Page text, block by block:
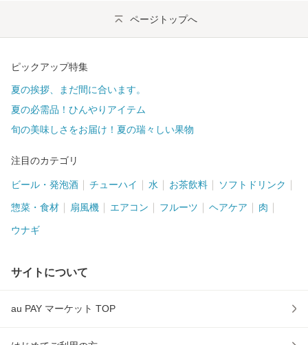
ページトップへ
ピックアップ特集
夏の挨拶、まだ間に合います。
夏の必需品！ひんやりアイテム
旬の美味しさをお届け！夏の瑞々しい果物
注目のカテゴリ
ビール・発泡酒 チューハイ 水 お茶飲料 ソフトドリンク
惣菜・食材 扇風機 エアコン フルーツ ヘアケア 肉
ウナギ
サイトについて
au PAY マーケット TOP